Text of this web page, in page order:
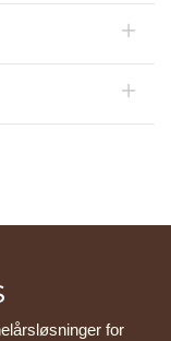
for